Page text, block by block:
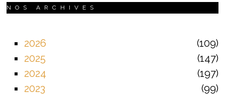
NOS ARCHIVES
2026
109
2025
147
2024
197
2023
99